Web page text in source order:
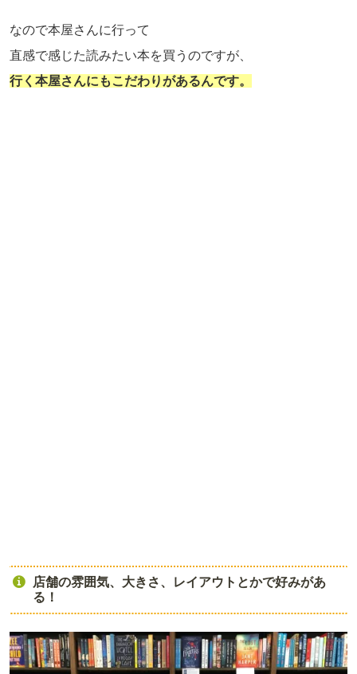
なので本屋さんに行って
直感で感じた読みたい本を買うのですが、
行く本屋さんにもこだわりがあるんです。
店舗の雰囲気、大きさ、レイアウトとかで好みがあ
る！